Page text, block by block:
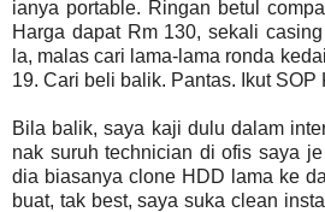
ianya portable. Ringan betul
Harga dapat Rm 130, sekali
la, malas cari lama-lama ronda
19. Cari beli balik. Pantas. Ikut SOP
Bila balik, saya kaji dulu dalam
nak suruh technician di ofis saya
dia biasanya clone HDD lama ke
buat, tak best, saya suka clean